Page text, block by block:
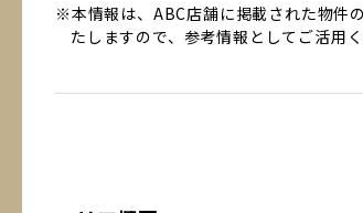
※本情報は、ABC店舗に掲載された物件
たしますので、参考情報としてご活用く